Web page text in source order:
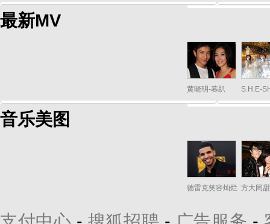
最新MV
黄晓明-暮趴 S.H.E-
音乐美图
德雷克笑容灿烂 方大同